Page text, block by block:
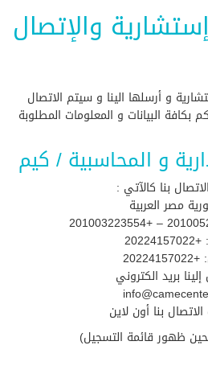
والإتصال
و أرسلها الينا و سيتم الاتصال
بكافة البيانات و المعلومات المطلوبة
و المحاسبية / كيم
بنا كالآتي :
مصر العربية
بريد الكتروني
بنا أون لاين
لحين ظهور قائمة التسجيل)